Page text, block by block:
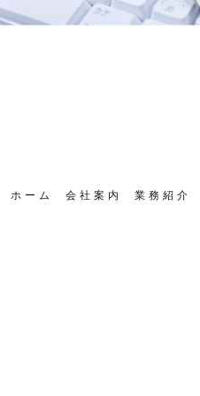
ホーム 会社案内 業務紹介